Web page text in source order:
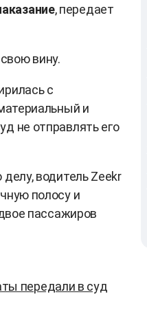
, передает
вину.
с
и
не отправлять его
водитель Zeekr
полосу и
пассажиров
передали в суд